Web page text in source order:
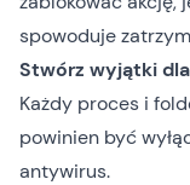
spowoduje
Stwórz wyjątki
Każdy proces i
powinien być
antywirus.